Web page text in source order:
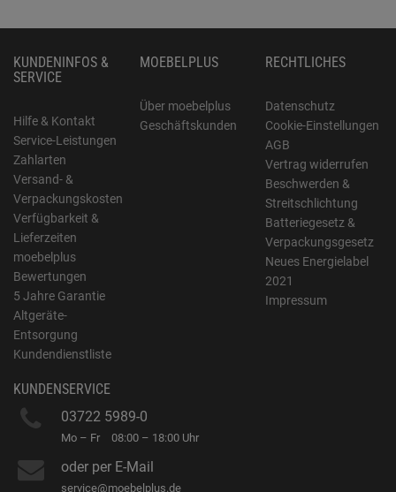
KUNDENINFOS &
SERVICE
Hilfe & Kontakt
Service-Leistungen
Zahlarten
Versand- &
Verpackungskosten
Verfügbarkeit &
Lieferzeiten
moebelplus
Bewertungen
5 Jahre Garantie
Altgeräte-
Entsorgung
Kundendienstliste
MOEBELPLUS
Über moebelplus
Geschäftskunden
RECHTLICHES
Datenschutz
Cookie-Einstellungen
AGB
Vertrag widerrufen
Beschwerden &
Streitschlichtung
Batteriegesetz &
Verpackungsgesetz
Neues Energielabel
2021
Impressum
KUNDENSERVICE
03722 5989-0
Mo – Fr 08:00 – 18:00 Uhr
oder per E-Mail
service@moebelplus.de